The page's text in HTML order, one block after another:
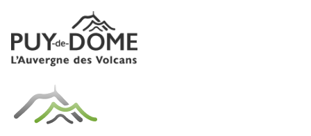
Cookies management panel